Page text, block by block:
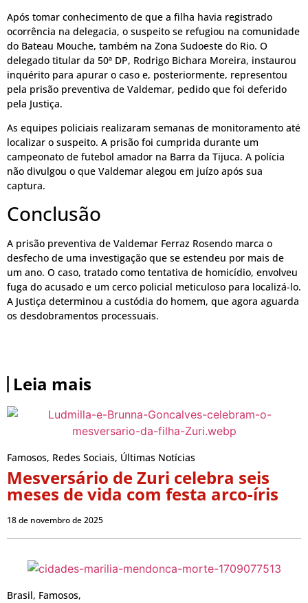
Após tomar conhecimento de que a filha havia registrado
ocorrência na delegacia, o suspeito se refugiou na comunidade
do Bateau Mouche, também na Zona Sudoeste do Rio. O
delegado titular da 50ª DP, Rodrigo Bichara Moreira, instaurou
inquérito para apurar o caso e, posteriormente, representou
pela prisão preventiva de Valdemar, pedido que foi deferido
pela Justiça.
As equipes policiais realizaram semanas de monitoramento até
localizar o suspeito. A prisão foi cumprida durante um
campeonato de futebol amador na Barra da Tijuca. A polícia
não divulgou o que Valdemar alegou em juízo após sua
captura.
Conclusão
A prisão preventiva de Valdemar Ferraz Rosendo marca o
desfecho de uma investigação que se estendeu por mais de
um ano. O caso, tratado como tentativa de homicídio, envolveu
fuga do acusado e um cerco policial meticuloso para localizá-lo.
A Justiça determinou a custódia do homem, que agora aguarda
os desdobramentos processuais.
Leia mais
Famosos, Redes Sociais, Últimas Notícias
Mesversário de Zuri celebra seis
meses de vida com festa arco-íris
18 de novembro de 2025
Brasil, Famosos,